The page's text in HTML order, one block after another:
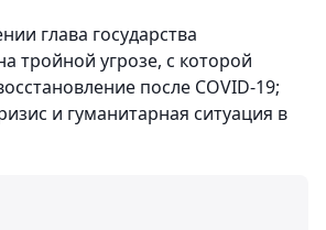
глава государства
тройной угрозе, с которой
после COVID-19;
и гуманитарная ситуация в